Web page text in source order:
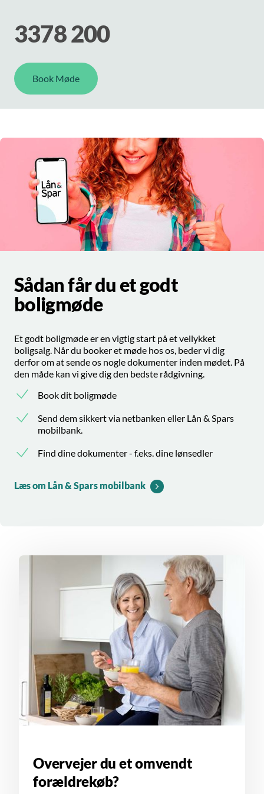
3378 200
Book Møde
Sådan får du et godt
boligmøde
Et godt boligmøde er en vigtig start på et vellykket
boligsalg. Når du booker et møde hos os, beder vi dig
derfor om at sende os nogle dokumenter inden mødet. På
den måde kan vi give dig den bedste rådgivning.
Book dit boligmøde
Send dem sikkert via netbanken eller Lån & Spars
mobilbank.
Find dine dokumenter - f.eks. dine lønsedler
Læs om Lån & Spars mobilbank
Overvejer du et omvendt
forældrekøb?